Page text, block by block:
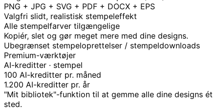
PNG + JPG + SVG + PDF + DOCX + EPS
Valgfri slidt, realistisk stempeleffekt
Alle stempelfarver tilgængelige
Kopiér, slet og gør meget mere med dine designs.
Ubegrænset stempeloprettelser / stempeldownloads
Premium-værktøjer
AI-kreditter · stempel
100 AI-kreditter pr. måned
1.200 AI-kreditter pr. år
"Mit bibliotek"-funktion til at gemme alle dine designs ét
sted.